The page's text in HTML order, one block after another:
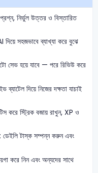
নির্ভুল উত্তর ও বিস্তারিত
দিয়ে সহজভাবে ব্যাখ্যা করে বুঝে
সেভ হয়ে যাবে — পরে রিভিউ করে
ব্যাটেল দিয়ে নিজের দক্ষতা যাচাই
করে স্ট্রিক বজায় রাখুন, XP ও
ডেইলি টাস্ক সম্পন্ন করুন এবং
করে নিন এবং অন্যদের সাথে